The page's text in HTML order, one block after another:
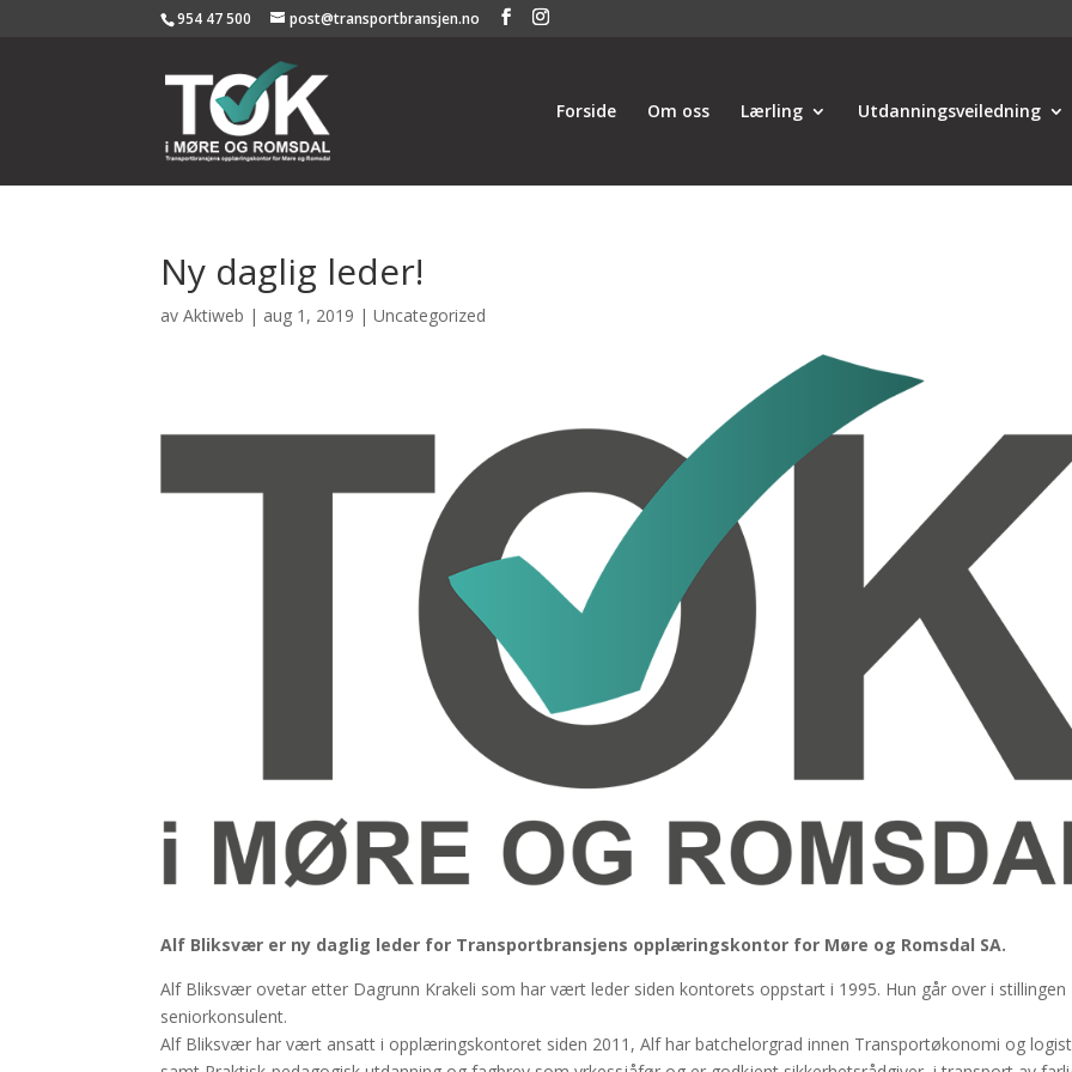
954 47 500 post@transportbransjen.no
Forside Om oss Lærling Utdanningsveiledning
Ny daglig leder!
avAktiweb | aug 1, 2019 |Uncategorized
Alf Bliksvær er ny daglig leder for Transportbransjens opplæringskontor for Møre og Romsdal SA.
Alf Bliksvær ovetar etter Dagrunn Krakeli som har vært leder siden kontorets oppstart i 1995. Hun går over i stillingen
seniorkonsulent.
Alf Bliksvær har vært ansatt i opplæringskontoret siden 2011, Alf har batchelorgrad innen Transportøkonomi og